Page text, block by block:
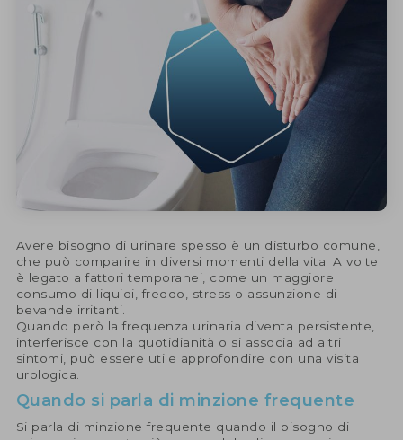
Avere bisogno di urinare spesso è un disturbo comune,
che può comparire in diversi momenti della vita. A volte
è legato a fattori temporanei, come un maggiore
consumo di liquidi, freddo, stress o assunzione di
bevande irritanti.
Quando però la frequenza urinaria diventa persistente,
interferisce con la quotidianità o si associa ad altri
sintomi, può essere utile approfondire con una visita
urologica.
Quando si parla di minzione frequente
Si parla di minzione frequente quando il bisogno di